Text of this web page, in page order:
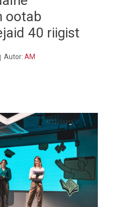
ootab
40 riigist
Autor: AM